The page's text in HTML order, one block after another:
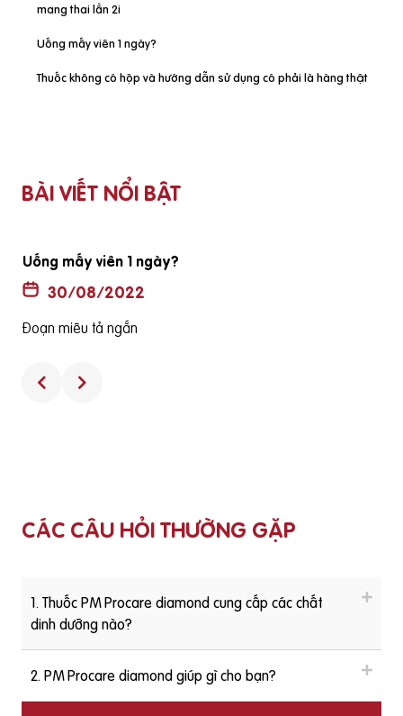
mang thai lần 2i
Uống mấy viên 1 ngày?
Thuốc không có hộp và hướng dẫn sử dụng có phải là hàng thật
BÀI VIẾT NỔI BẬT
Uống mấy viên 1 ngày?
30/08/2022
Đoạn miêu tả ngắn
CÁC CÂU HỎI THƯỜNG GẶP
1. Thuốc PM Procare diamond cung cấp các chất
dinh dưỡng nào?
2. PM Procare diamond giúp gì cho bạn?